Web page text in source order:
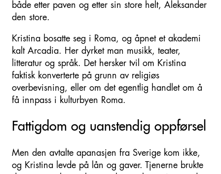
både etter paven og etter sin store helt, Aleksander
den store.
Kristina bosatte seg i Roma, og åpnet et akademi
kalt Arcadia. Her dyrket man musikk, teater,
litteratur og språk. Det hersker tvil om Kristina
faktisk konverterte på grunn av religiøs
overbevisning, eller om det egentlig handlet om å
få innpass i kulturbyen Roma.
Fattigdom og uanstendig oppførsel
Men den avtalte apanasjen fra Sverige kom ikke,
og Kristina levde på lån og gaver. Tjenerne brukte